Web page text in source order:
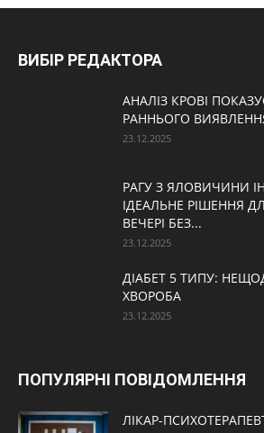
ВИБІР РЕДАКТОРА
АНАЛІЗ КРОВІ
РАННЬОГО
23.12.2025
РАГУ З ЯЛОВИЧИНИ
ІДЕАЛЬНЕ РІШЕННЯ
ВЕЧЕРІ БЕЗ...
23.12.2025
ДІАБЕТ 5 ТИПУ:
ХВОРОБА
23.12.2025
ПОПУЛЯРНІ ПОВІДОМЛЕННЯ
ЛІКАР-